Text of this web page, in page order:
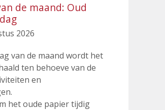
de maand: Oud
2026
van de maand wordt het
ten behoeve van de
en
het oude papier tijdig